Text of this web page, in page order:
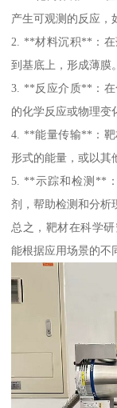
产生可观测的反应，
2. **材料沉积**：在
到基底上，形成薄膜
3. **反应介质**：在
的化学反应或物理变
4. **能量传输**：靶
形式的能量，或以其
5. **示踪和检测**
剂，帮助检测和分析
总之，靶材在科学
能根据应用场景的不